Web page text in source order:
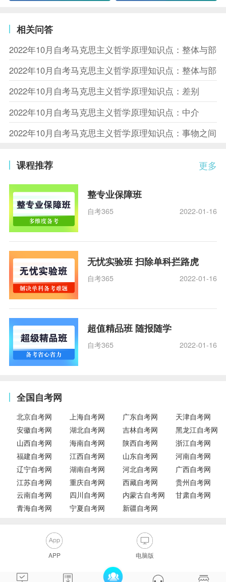
相关问答
2022年10月自考马克思主义哲学原理知识点：整体与部
2022年10月自考马克思主义哲学原理知识点：整体与部
2022年10月自考马克思主义哲学原理知识点：差别
2022年10月自考马克思主义哲学原理知识点：中介
2022年10月自考马克思主义哲学原理知识点：事物之间
更多
课程推荐
整专业保障班
自考365 2022-01-16
无忧实验班 扫除单科拦路虎
自考365 2022-01-16
超值精品班 随报随学
自考365 2022-01-16
全国自考网
北京自考网 上海自考网 广东自考网
天津自考网
安徽自考网
湖北自考网 吉林自考网
黑龙江自考网
山西自考网
海南自考网 陕西自考网
浙江自考网
福建自考网
江西自考网 山东自考网
河南自考网
辽宁自考网
湖南自考网 河北自考网
广西自考网
江苏自考网
重庆自考网 西藏自考网
贵州自考网
云南自考网
四川自考网 内蒙古自考网
甘肃自考网
青海自考网
宁夏自考网 新疆自考网
APP 电脑版